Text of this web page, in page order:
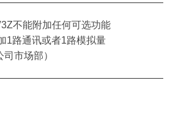
不能附加任何可选功能
1路通讯或者1路模拟量
市场部）